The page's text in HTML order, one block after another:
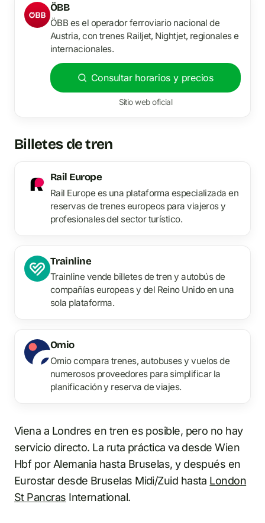
ÖBB
ÖBB es el operador ferroviario nacional de
Austria, con trenes Railjet, Nightjet, regionales e
internacionales.
Consultar horarios y precios
Sitio web oficial
Billetes de tren
Rail Europe
Rail Europe es una plataforma especializada en
reservas de trenes europeos para viajeros y
profesionales del sector turístico.
Trainline
Trainline vende billetes de tren y autobús de
compañías europeas y del Reino Unido en una
sola plataforma.
Omio
Omio compara trenes, autobuses y vuelos de
numerosos proveedores para simplificar la
planificación y reserva de viajes.
Viena a Londres en tren es posible, pero no hay
servicio directo. La ruta práctica va desde Wien
Hbf por Alemania hasta Bruselas, y después en
Eurostar desde Bruselas Midi/Zuid hasta London
St Pancras International.